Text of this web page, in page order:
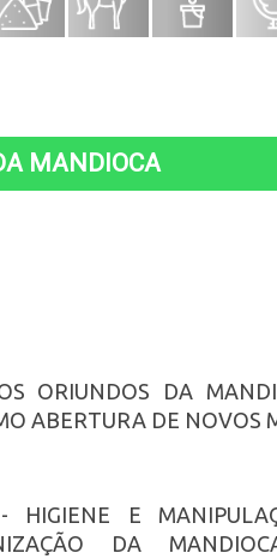
MANDIOCA
ORIUNDOS DA
ABERTURA DE NOVOS
HIGIENE E
DA